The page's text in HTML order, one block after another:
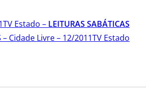
TV Estado – LEITURAS SABÁTICAS
– Cidade Livre – 12/2011TV Estado